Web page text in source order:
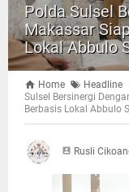
Polda Sulsel
Makassar
Lokal Abbulo
Home Headline
Sulsel Bersinergi
Berbasis Lokal Abbulo
Rusli